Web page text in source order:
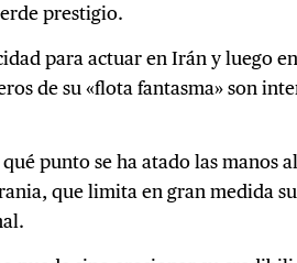
prestigio.
para actuar en Irán y luego
de su «flota fantasma» son
punto se ha atado las manos
que limita en gran medida